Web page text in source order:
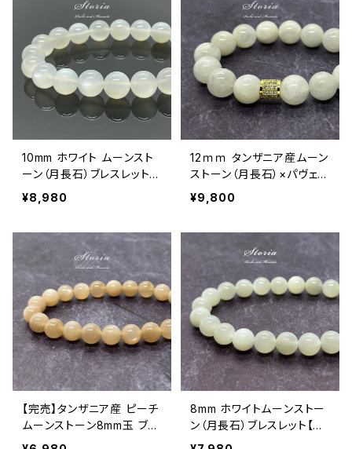
10mm ホワイト ムーンスト
ーン（月長石）ブレスレット
【極上品質】
¥8,980
12ｍｍ タンザニア産ムーン
ストーン（月長石）×パヴェ
ブレスレット
¥9,800
【完売】タンザニア産 ピーチ
ムーンストーン8mm玉 ブレ
スレット
8mm ホワイトムーンストー
ン（月長石）ブレスレット【極
上品質】